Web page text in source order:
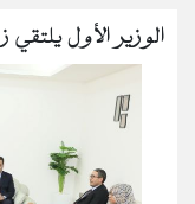
الوزير الأول